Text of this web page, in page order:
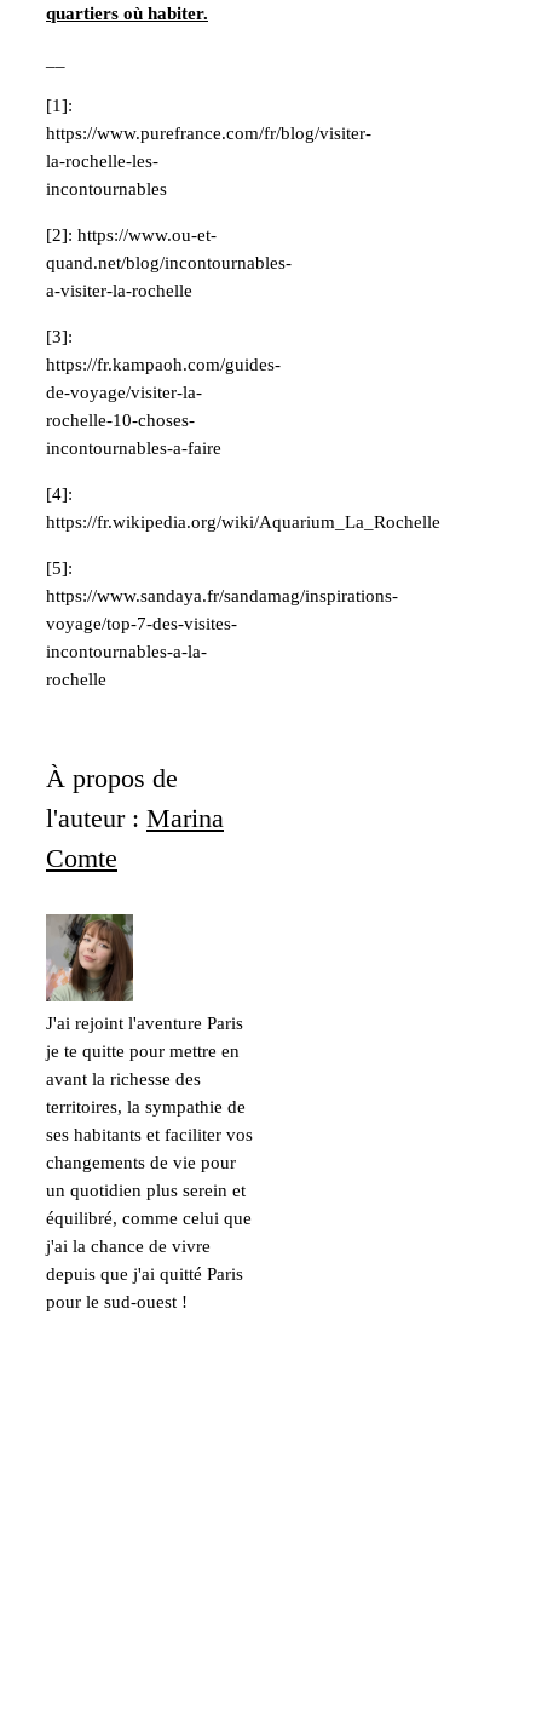
quartiers où habiter.
[1]:
https://www.purefrance.com/fr/blog/visiter-
la-rochelle-les-
incontournables
[2]: https://www.ou-et-
quand.net/blog/incontournables-
a-visiter-la-rochelle
[3]:
https://fr.kampaoh.com/guides-
de-voyage/visiter-la-
rochelle-10-choses-
incontournables-a-faire
[4]:
https://fr.wikipedia.org/wiki/Aquarium_La_Rochelle
[5]:
https://www.sandaya.fr/sandamag/inspirations-
voyage/top-7-des-visites-
incontournables-a-la-
rochelle
À propos de
l'auteur : Marina
Comte
J'ai rejoint l'aventure Paris
je te quitte pour mettre en
avant la richesse des
territoires, la sympathie de
ses habitants et faciliter vos
changements de vie pour
un quotidien plus serein et
équilibré, comme celui que
j'ai la chance de vivre
depuis que j'ai quitté Paris
pour le sud-ouest !